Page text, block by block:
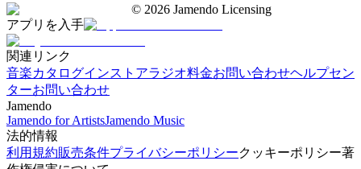
© 2026 Jamendo Licensing
アプリを入手
関連リンク
音楽カタログインストアラジオ料金お問い合わせヘルプセン
ターお問い合わせ
Jamendo
Jamendo for ArtistsJamendo Music
法的情報
利用規約販売条件プライバシーポリシークッキーポリシー著